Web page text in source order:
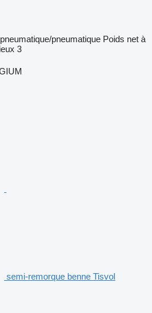
pneumatique/pneumatique Poids net à
3
semi-remorque benne Tisvol